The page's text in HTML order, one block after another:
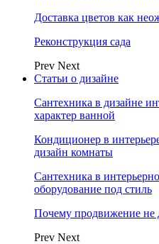
Доставка цветов как
Реконструкция сада
Prev Next
Статьи о дизайне
Сантехника в дизайне
характер ванной
Кондиционер в
дизайн комнаты
Сантехника в
оборудование под стиль
Почему продвижение не
Prev Next